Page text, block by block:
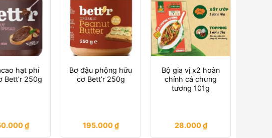
hạt phỉ
Bett’r 250g
₫
Bơ đậu phộng hữu
cơ Bett’r 250g
195.000₫
Bộ gia vị x2 hoàn
chỉnh cá chưng
tương 101g
28.000₫